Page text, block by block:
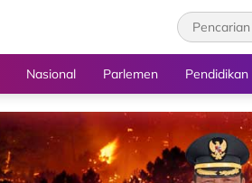
Nasional Parlemen Pendidikan